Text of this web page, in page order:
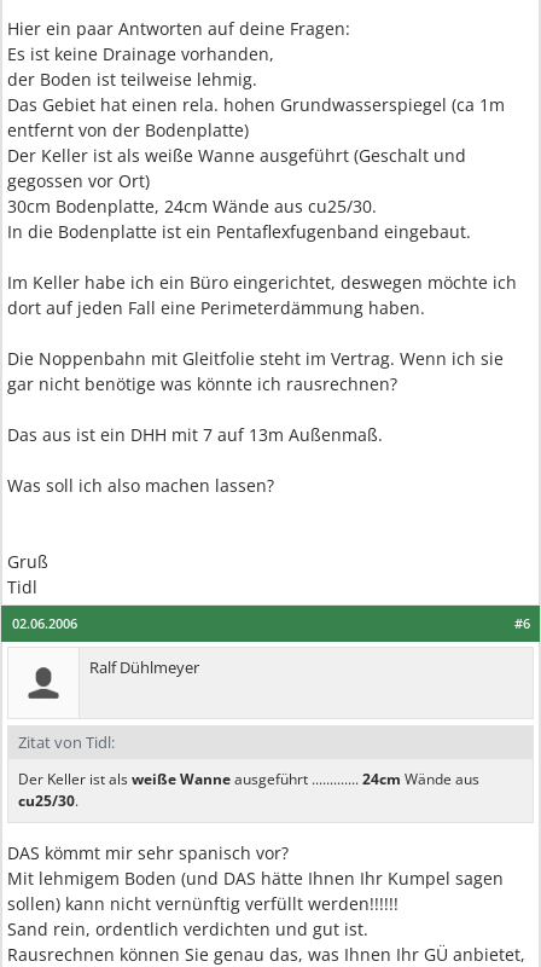
Hier ein paar Antworten auf deine Fragen:
Es ist keine Drainage vorhanden,
der Boden ist teilweise lehmig.
Das Gebiet hat einen rela. hohen Grundwasserspiegel (ca 1m
entfernt von der Bodenplatte)
Der Keller ist als weiße Wanne ausgeführt (Geschalt und
gegossen vor Ort)
30cm Bodenplatte, 24cm Wände aus cu25/30.
In die Bodenplatte ist ein Pentaflexfugenband eingebaut.
Im Keller habe ich ein Büro eingerichtet, deswegen möchte ich
dort auf jeden Fall eine Perimeterdämmung haben.
Die Noppenbahn mit Gleitfolie steht im Vertrag. Wenn ich sie
gar nicht benötige was könnte ich rausrechnen?
Das aus ist ein DHH mit 7 auf 13m Außenmaß.
Was soll ich also machen lassen?
Gruß
Tidl
#6
02.06.2006
Ralf Dühlmeyer
Zitat von Tidl:
Der Keller ist alsweiße Wanneausgeführt .............24cm Wände aus
cu25/30.
DAS kömmt mir sehr spanisch vor?
Mit lehmigem Boden (und DAS hätte Ihnen Ihr Kumpel sagen
sollen) kann nicht vernünftig verfüllt werden!!!!!!
Sand rein, ordentlich verdichten und gut ist.
Rausrechnen können Sie genau das, was Ihnen Ihr GÜ anbietet,